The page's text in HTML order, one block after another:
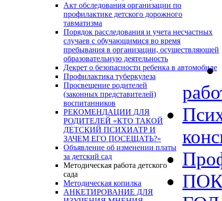
Акт обследования организации по
профилактике детского дорожного
тавматизма
Порядок расследования и учета несчастных
случаев с обучающимися во время
пребывания в организации, осуществляющей
образовательную деятельность
Декрет о безопасности ребенка в автомобиле
Профилактика туберкулеза
Просвещение родителей
(законных представителей)
воспитанников
РЕКОМЕНДАЦИИ ДЛЯ
РОДИТЕЛЕЙ «КТО ТАКОЙ
ДЕТСКИЙ ПСИХИАТР И
ЗАЧЕМ ЕГО ПОСЕЩАТЬ?»
Объявление об изменении платы
за детский сад
Методическая работа детского
сада
Методическая копилка
АНКЕТИРОВАНИЕ ДЛЯ